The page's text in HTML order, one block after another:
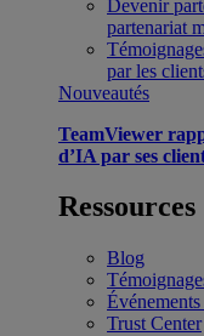
Devenir
partenariat
par les
Nouveautés
TeamViewer
d’IA par ses
Ressources
Blog
Trust Center